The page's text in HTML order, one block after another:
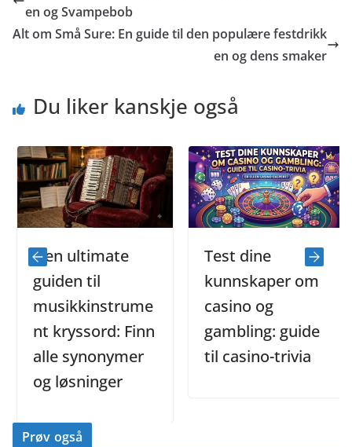
en og Svampebob
Alt om Små Sure: En guide til den populære festdrikk
en og dens smaker
Du liker kanskje også
Den ultimate
guiden til
musikkinstrume
nt kryssord: Finn
alle synonymer
og løsninger
Test dine
kunnskaper om
casino og
gambling: guide
til casino-trivia
Prøv også